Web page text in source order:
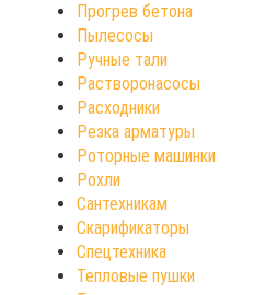
Прогрев бетона
Пылесосы
Ручные тали
Растворонасосы
Расходники
Резка арматуры
Роторные машинки
Рохли
Сантехникам
Скарификаторы
Спецтехника
Тепловые пушки